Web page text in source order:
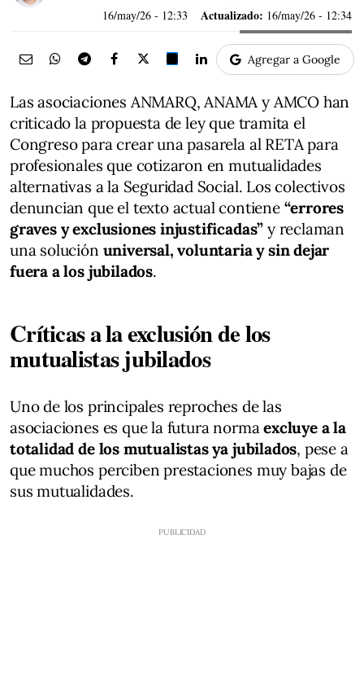
16/may/26 - 12:33 Actualizado: 16/may/26 - 12:34
Agregar a Google
Las asociaciones ANMARQ, ANAMA y AMCO han
criticado la propuesta de ley que tramita el
Congreso para crear una pasarela al RETA para
profesionales que cotizaron en mutualidades
alternativas a la Seguridad Social. Los colectivos
denuncian que el texto actual contiene “errores
graves y exclusiones injustificadas” y reclaman
una solución universal, voluntaria y sin dejar
fuera a los jubilados.
Críticas a la exclusión de los
mutualistas jubilados
Uno de los principales reproches de las
asociaciones es que la futura normaexcluye a la
totalidad de los mutualistas ya jubilados, pese a
que muchos perciben prestaciones muy bajas de
sus mutualidades.